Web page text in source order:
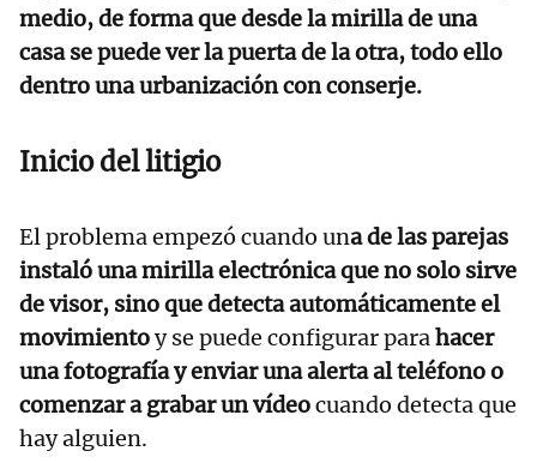
medio, de forma que desde la mirilla de una
casa se puede ver la puerta de la otra, todo ello
dentro una urbanización con conserje.
Inicio del litigio
El problema empezó cuando una de las parejas
instaló una mirilla electrónica que no solo sirve
de visor, sino que detecta automáticamente el
movimientoy se puede configurar parahacer
una fotografía y enviar una alerta al teléfono o
comenzar a grabar un vídeocuando detecta que
hay alguien.